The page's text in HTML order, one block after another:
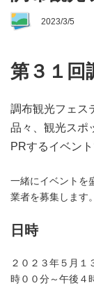
2023/3/5
第３１回
調布観光フェス
品々、観光スポ
PRするイベント
一緒にイベントを
業者を募集します。
日時
２０２３年５月
時００分～午後４